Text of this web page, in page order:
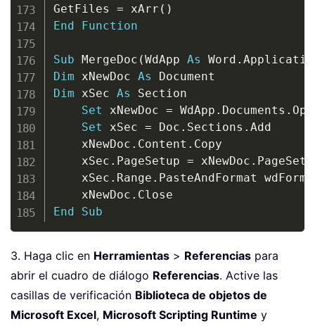
GetFiles = xArr ( )
End
Function
Sub MergeDoc (WdApp As Word .
Dim xNewDoc As
Dim xSec As Section
Set xNewDoc = WdApp . Documents .
Set xSec = Doc . Sections . Add
    xNewDoc
. Content . Copy
    xSec
. PageSetup = xNewDoc .
    xSec
. Range . PasteAndFormat
    xNewDoc
.
End
Sub
3. Haga clic en Herramientas > Referencias para
abrir el cuadro de diálogo Referencias. Active las
casillas de verificación Biblioteca de objetos de
Microsoft Excel, Microsoft Scripting Runtime y